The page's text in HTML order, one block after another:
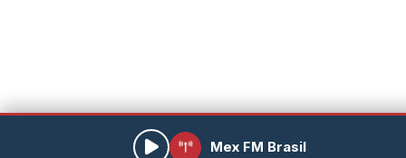
Mex FM Brasil